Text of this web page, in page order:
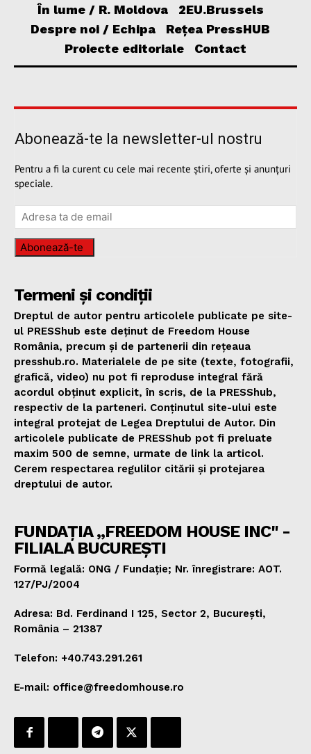
În lume / R. Moldova
2EU.Brussels
Despre noi / Echipa
Rețea PressHUB
Proiecte editoriale
Contact
Abonează-te la newsletter-ul nostru
Pentru a fi la curent cu cele mai recente știri, oferte și anunțuri
speciale.
Abonează-te
Termeni și condiții
Dreptul de autor pentru articolele publicate pe site-
ul PRESShub este deținut de Freedom House
România, precum și de partenerii din rețeaua
presshub.ro. Materialele de pe site (texte, fotografii,
grafică, video) nu pot fi reproduse integral fără
acordul obținut explicit, în scris, de la PRESShub,
respectiv de la parteneri. Conținutul site-ului este
integral protejat de Legea Dreptului de Autor. Din
articolele publicate de PRESShub pot fi preluate
maxim 500 de semne, urmate de link la articol.
Cerem respectarea regulilor citării și protejarea
dreptului de autor.
FUNDAȚIA „FREEDOM HOUSE INC" -
FILIALA BUCUREȘTI
Formă legală: ONG / Fundație; Nr. înregistrare: AOT.
127/PJ/2004
Adresa: Bd. Ferdinand I 125, Sector 2, București,
România – 21387
Telefon: +40.743.291.261
E-mail: office@freedomhouse.ro